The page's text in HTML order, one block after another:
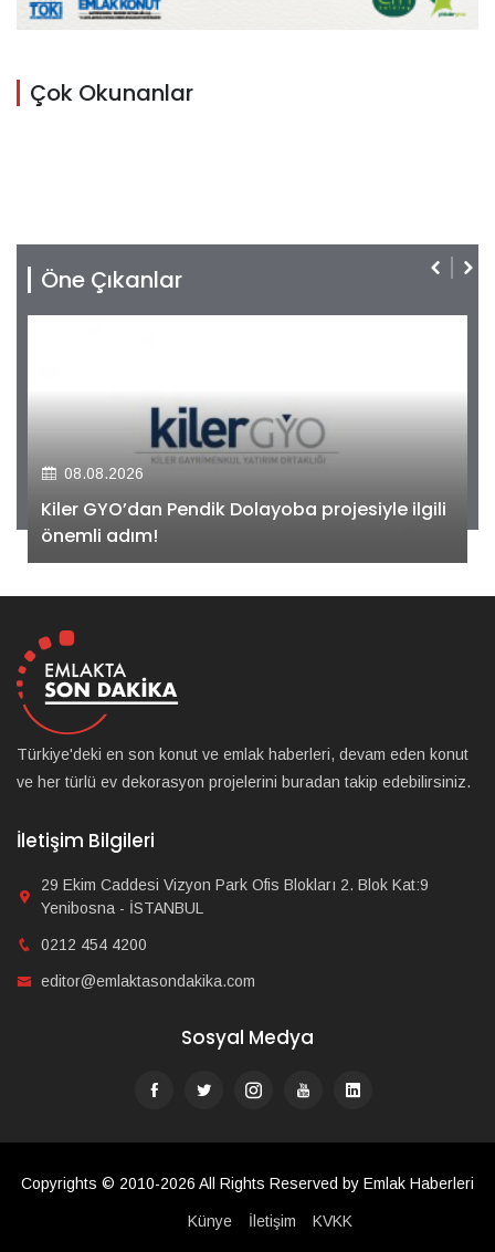
Çok Okunanlar
Öne Çıkanlar
08.08.2026
Kiler GYO’dan Pendik Dolayoba projesiyle ilgili
önemli adım!
Türkiye'deki en son konut ve emlak haberleri, devam eden konut
ve her türlü ev dekorasyon projelerini buradan takip edebilirsiniz.
İletişim Bilgileri
29 Ekim Caddesi Vizyon Park Ofis Blokları 2. Blok Kat:9
Yenibosna - İSTANBUL
0212 454 4200
editor@emlaktasondakika.com
Sosyal Medya
Copyrights © 2010-2026 All Rights Reserved by Emlak Haberleri
Künye İletişim KVKK